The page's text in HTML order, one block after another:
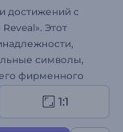
достижений с
Этот
символы,
фирменного
слоган и
онлайн-
1:1